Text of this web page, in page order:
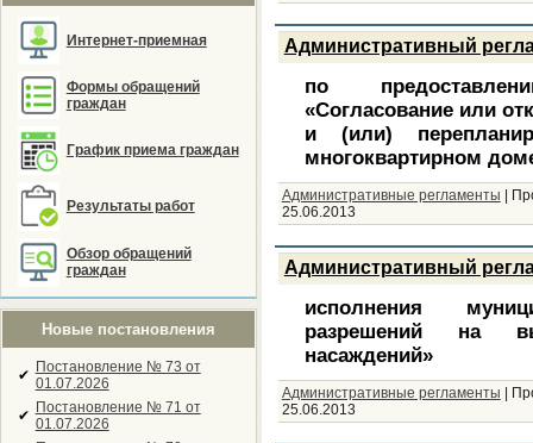
Интернет-приемная
Формы обращений
граждан
График приема граждан
Результаты работ
Обзор обращений
граждан
Новые постановления
✔ Постановление № 73 от
01.07.2026
✔ Постановление № 71 от
01.07.2026
Административный
по
«Согласование или
и (или)
многоквартирном
Административные регламенты
25.06.2013
Административный
исполнения
разрешений на
насаждений»
Административные регламенты
25.06.2013